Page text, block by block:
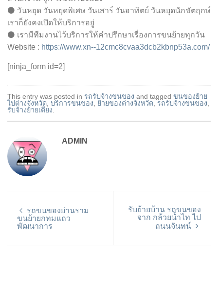
⚫ วันหยุด วันหยุดพิเศษ วันเสาร์ วันอาทิตย์ วันหยุดนักขัตฤกษ์
เราก็ยังคงเปิดให้บริการอยู่
⚫ เรามีทีมงานไว้บริการให้คำปรึกษาเรื่องการขนย้ายทุกวัน
Website : https://www.xn--12cmc8cvaa3dcb2kbnp53a.com/
[ninja_form id=2]
This entry was posted in รถรับจ้างขนของ and tagged ขนของย้าย
ไปต่างจังหวัด บริการขนของ ย้ายของต่างจังหวัด รถรับจ้างขนของ
รับจ้างย้ายเตียง
ADMIN
รถขนของย่านราม
ขนย้ายกทมแถว
พัฒนาการ
รับย้ายบ้าน รถขนของ
จาก กล้วยนํ้าไท ไป
ถนนจันทน์